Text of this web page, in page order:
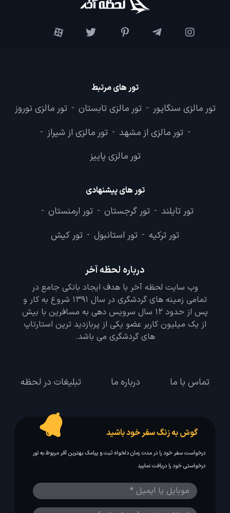
تور های مرتبط
تور مالزی سنگاپور - تور مالزی تابستان - تور مالزی نوروز
- تور مالزی از مشهد - تور مالزی از شیراز -
تور مالزی پاییز
تور های پیشنهادی
تور تایلند - تور گرجستان - تور ارمنستان -
تور ترکیه - تور استانبول - تور کیش
درباره لحظه آخر
وب سایت لحظه آخر با هدف ایجاد بانکی جامع در
تمامی زمینه های گردشگری در سال 1391 شروع به کار و
پس از حدود 12 سال سرویس دهی به مسافرین با بیش
از یک میلیون کاربر عضو یکی از پربازدید ترین استارتاپ
های گردشگری می باشد.
تماس با ما درباره ما تبلیغات در لحظه
گوش به زنگ سفر خود باشید
درخواست سفر خود را در مدت زمان دلخواه ثبت و پیامک بهترین آفر مربوط به تور
درخواستی خود را دریافت نمایید